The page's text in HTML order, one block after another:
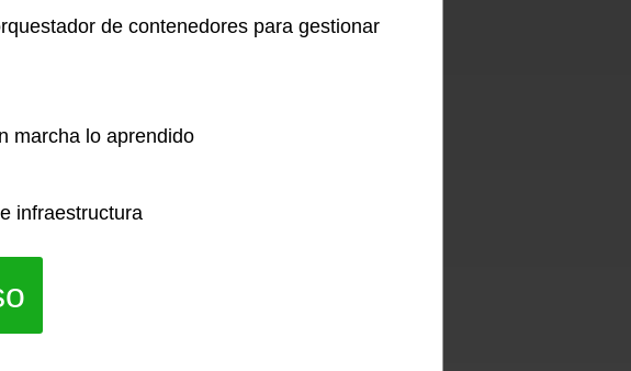
de contenedores para gestionar
marcha lo aprendido
infraestructura